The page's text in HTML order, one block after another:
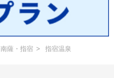
南薩・指宿 指宿温泉